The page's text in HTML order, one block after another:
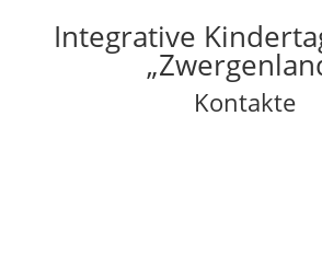
Integrative
Kontakte